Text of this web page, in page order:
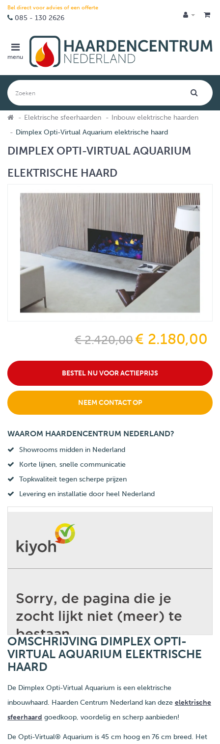
Bel direct voor advies of een offerte
085 - 130 2626
menu
Elektrische sfeerhaarden
Inbouw elektrische haarden
Dimplex Opti-Virtual Aquarium elektrische haard
DIMPLEX OPTI-VIRTUAL AQUARIUM
ELEKTRISCHE HAARD
€ 2.420,00€ 2.180,00
BESTEL NU VOOR ACTIEPRIJS
NEEM CONTACT OP
WAAROM HAARDENCENTRUM NEDERLAND?
Showrooms midden in Nederland
Korte lijnen, snelle communicatie
Topkwaliteit tegen scherpe prijzen
Levering en installatie door heel Nederland
OMSCHRIJVING DIMPLEX OPTI-
VIRTUAL AQUARIUM ELEKTRISCHE
HAARD
De Dimplex Opti-Virtual Aquarium is een elektrische
inbouwhaard. Haarden Centrum Nederland kan deze elektrische
sfeerhaard goedkoop, voordelig en scherp aanbieden!
De Opti-Virtual® Aquarium is 45 cm hoog en 76 cm breed. Het